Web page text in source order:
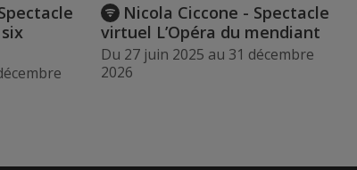
Nicola Ciccone - Spectacle
virtuel L’Opéra du mendiant
Du 27 juin 2025 au 31 décembre
2026